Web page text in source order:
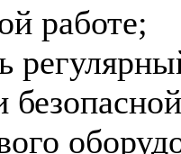
работе;